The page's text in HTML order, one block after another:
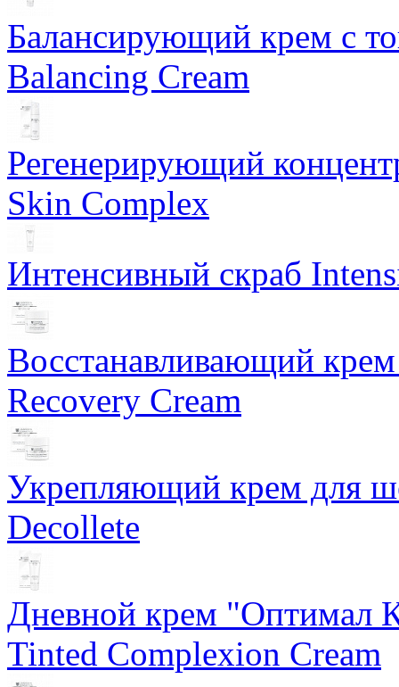
Балансирующий крем с
Balancing Cream
Регенерирующий
Skin Complex
Интенсивный скраб
Восстанавливающий
Recovery Cream
Укрепляющий крем для
Decollete
Дневной крем "Оптимал
Tinted Complexion Cream